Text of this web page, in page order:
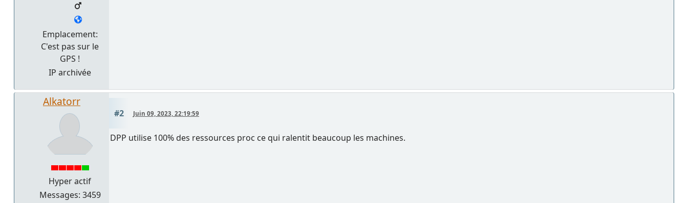
Emplacement:
C'est pas sur le
GPS !
IP archivée
Alkatorr
Hyper actif
Messages: 3459
#2 Juin 09, 2023, 22:19:59
DPP utilise 100% des ressources proc ce qui ralentit beaucoup les machines.